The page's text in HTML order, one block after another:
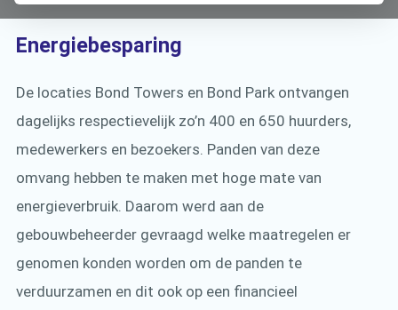
Energiebesparing
De locaties Bond Towers en Bond Park ontvangen
dagelijks respectievelijk zo’n 400 en 650 huurders,
medewerkers en bezoekers. Panden van deze
omvang hebben te maken met hoge mate van
energieverbruik. Daarom werd aan de
gebouwbeheerder gevraagd welke maatregelen er
genomen konden worden om de panden te
verduurzamen en dit ook op een financieel